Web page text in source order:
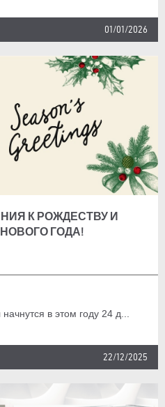
01/01/2026
К РОЖДЕСТВУ И
ГОДА!
в этом году 24 д...
22/12/2025